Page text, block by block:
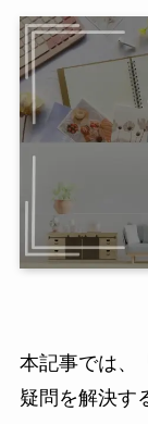
本記事では、
疑問を解決す